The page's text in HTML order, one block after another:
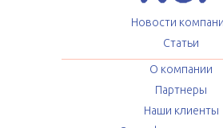
Новости
Статьи
О компании
Партнеры
Наши клиенты